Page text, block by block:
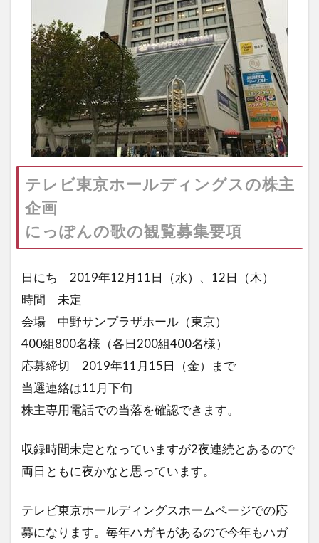
テレビ東京ホールディングスの株主
企画
にっぽんの歌の観覧募集要項
日にち 2019年12月11日（水）、12日（木）
時間 未定
会場 中野サンプラザホール（東京）
400組800名様（各日200組400名様）
応募締切 2019年11月15日（金）まで
当選連絡は11月下旬
株主専用電話での当落を確認できます。
収録時間未定となっていますが2夜連続とあるので
両日ともに夜かなと思っています。
テレビ東京ホールディングスホームページでの応
募になります。毎年ハガキがあるので今年もハガ